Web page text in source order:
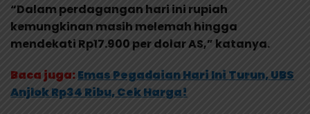
“Dalam perdagangan hari ini rupiah
kemungkinan masih melemah hingga
mendekati Rp17.900 per dolar AS,” katanya.
Baca juga:Emas Pegadaian Hari Ini Turun, UBS
Anjlok Rp34 Ribu, Cek Harga!